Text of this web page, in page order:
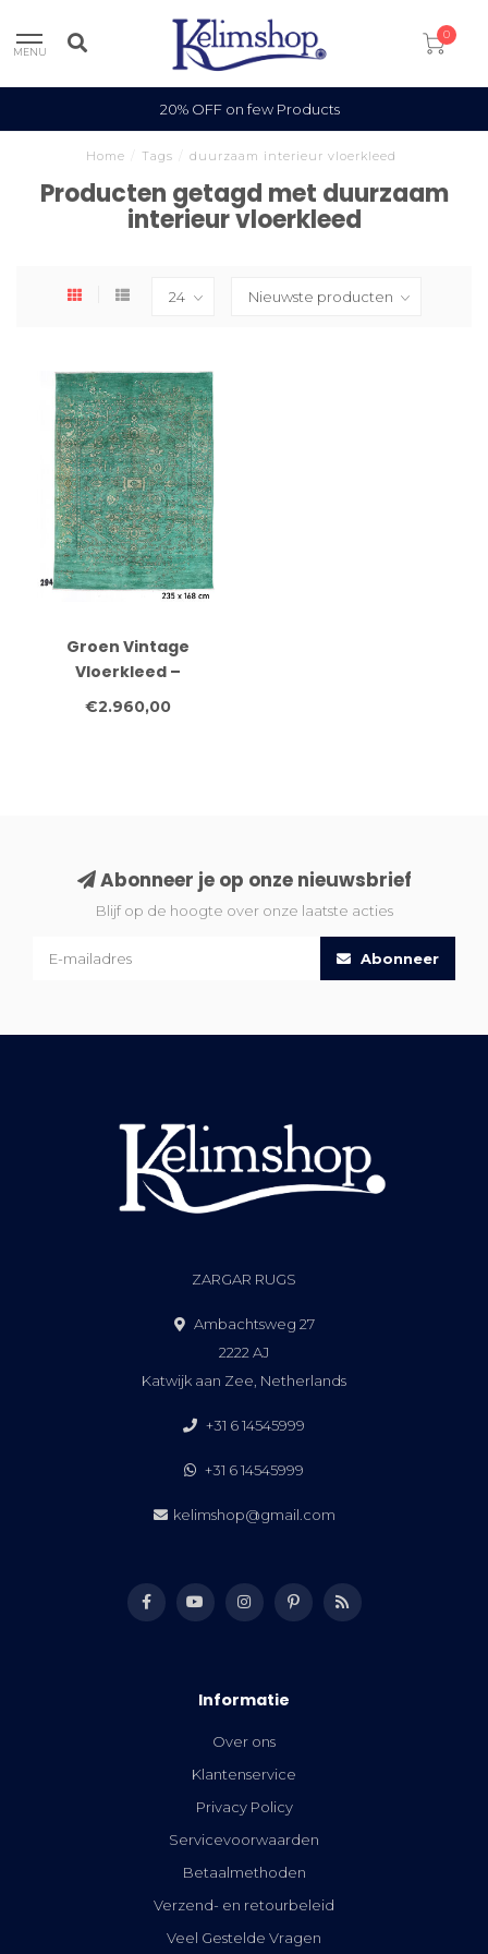
MENU
0
20% OFF on few Products
Home Tags duurzaam interieur vloerkleed
Producten getagd met duurzaam
interieur vloerkleed
Groen Vintage
Vloerkleed –
Handgeknoopt – 235 x
€2.960,00
Abonneer je op onze nieuwsbrief
Blijf op de hoogte over onze laatste acties
Abonneer
ZARGAR RUGS
Ambachtsweg 27
2222 AJ
Katwijk aan Zee, Netherlands
+31 6 14545999
+31 6 14545999
kelimshop@gmail.com
Informatie
Over ons
Klantenservice
Privacy Policy
Servicevoorwaarden
Betaalmethoden
Verzend- en retourbeleid
Veel Gestelde Vragen